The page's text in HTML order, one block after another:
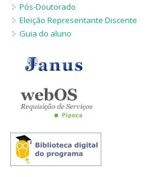
Pós-Doutorado
Eleição Representante Discente
Guia do aluno